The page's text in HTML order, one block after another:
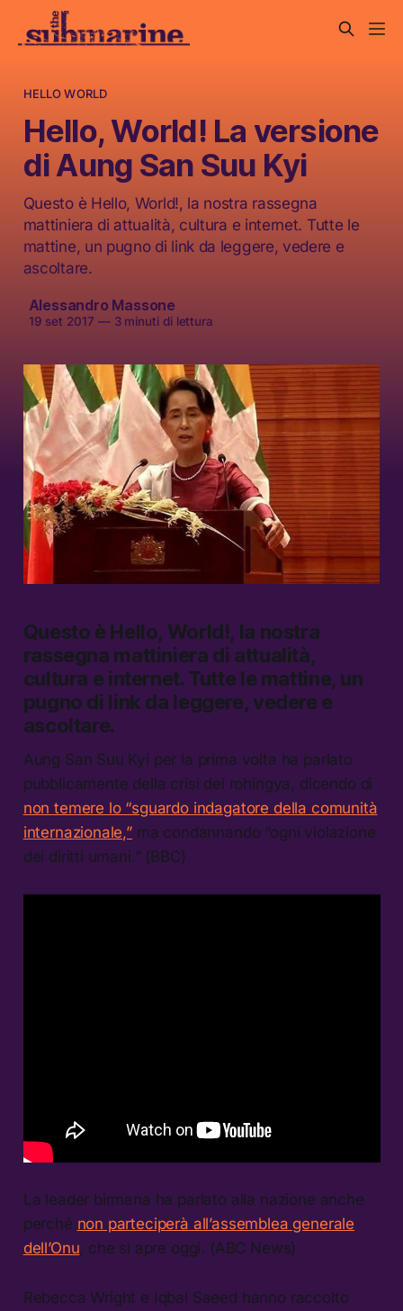
HELLO WORLD
Hello, World! La versione
di Aung San Suu Kyi
Questo è Hello, World!, la nostra rassegna
mattiniera di attualità, cultura e internet. Tutte le
mattine, un pugno di link da leggere, vedere e
ascoltare.
Alessandro Massone
19 set 2017 —3 minuti di lettura
Questo è Hello, World!, la nostra
rassegna mattiniera di attualità,
cultura e internet. Tutte le mattine, un
pugno di link da leggere, vedere e
ascoltare.
Aung San Suu Kyi per la prima volta ha parlato
pubblicamente della crisi dei rohingya, dicendo di
non temere lo “sguardo indagatore della comunità
internazionale,”ma condannando “ogni violazione
dei diritti umani.” (BBC)
La leader birmana ha parlato alla nazione anche
perché non parteciperà all’assemblea generale
dell’Onu , che si apre oggi. (ABC News)
Rebecca Wright e Iqbal Saeed hanno raccolto